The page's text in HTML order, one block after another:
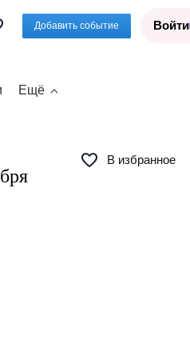
Добавить событие Войти
Ещё
В избранное